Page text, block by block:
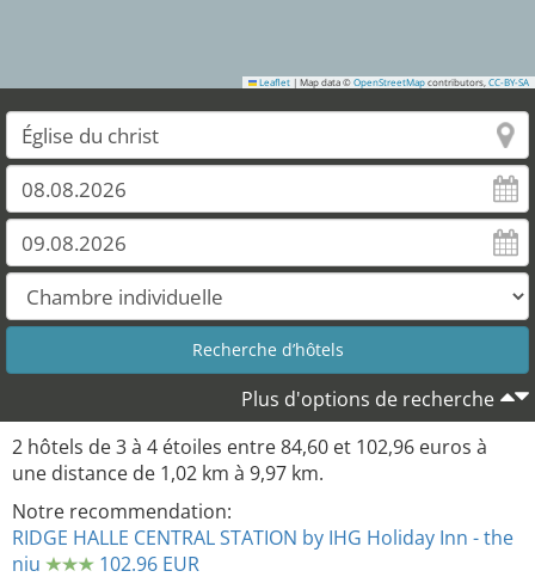
2
Leaflet | Map data © OpenStreetMap contributors, CC-BY-SA
Plus d'options de recherche
2 hôtels de3à 4 étoiles entre84,60 et 102,96 euros à
une distance de 1,02 km à 9,97 km.
Notre recommendation:
RIDGE HALLE CENTRAL STATION by IHG Holiday Inn - the
niu
102.96 EUR